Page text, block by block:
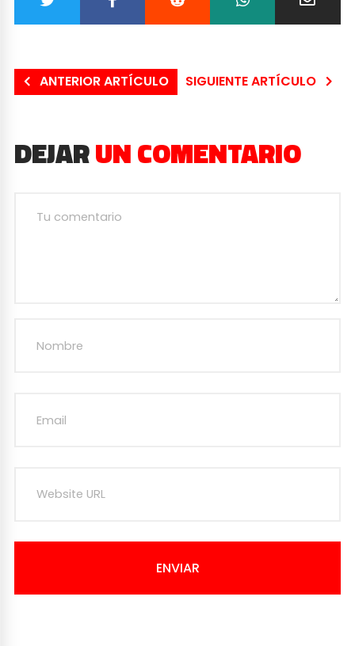
ANTERIOR ARTÍCULO SIGUIENTE ARTÍCULO
DEJARUN COMENTARIO
ENVIAR